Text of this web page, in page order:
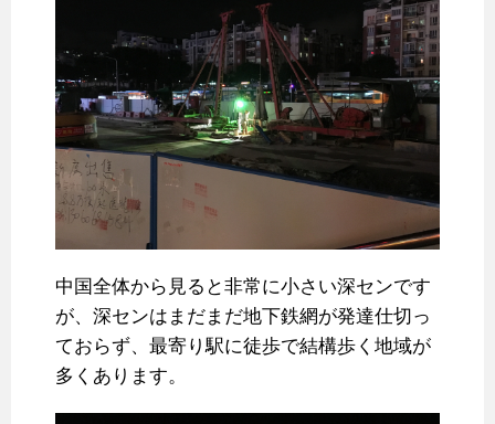
中国全体から見ると非常に小さい深センです
が、深センはまだまだ地下鉄網が発達仕切っ
ておらず、最寄り駅に徒歩で結構歩く地域が
多くあります。